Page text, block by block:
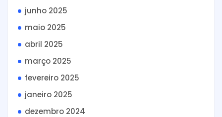
junho 2025
maio 2025
abril 2025
março 2025
fevereiro 2025
janeiro 2025
dezembro 2024